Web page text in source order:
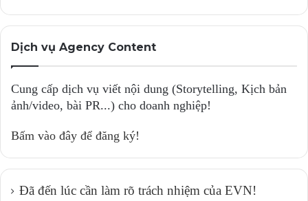
Dịch vụ Agency Content
Cung cấp dịch vụ viết nội dung (Storytelling, Kịch bản
ảnh/video, bài PR...) cho doanh nghiệp!
Bấm vào đây để đăng ký!
Đã đến lúc cần làm rõ trách nhiệm của EVN!